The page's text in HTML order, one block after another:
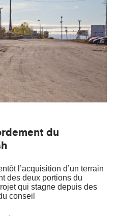
du
l’acquisition d’un terrain
des deux portions du
qui stagne depuis des
conseil